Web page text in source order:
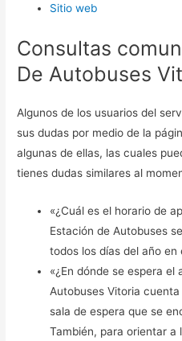
Sitio web
Consultas
De Autobuses
Algunos de los usuarios del
sus dudas por medio de la
algunas de ellas, las cuales
tienes dudas similares al
«¿Cuál es el horario de
Estación de Autobuses
todos los días del año
«¿En dónde se espera el
Autobuses Vitoria
sala de espera que se
También, para orientar